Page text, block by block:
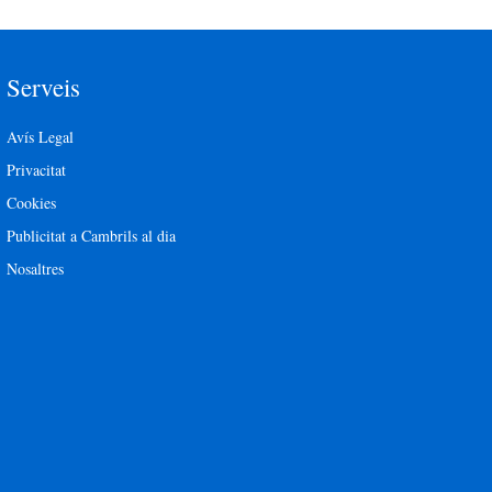
Serveis
Avís Legal
Privacitat
Cookies
Publicitat a Cambrils al dia
Nosaltres